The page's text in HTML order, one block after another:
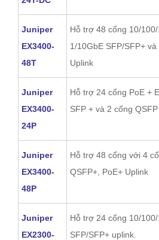
Juniper
EX3400-
48T
Hỗ trợ 48 cổng 10/
1/10GbE SFP/SFP+
Uplink
Juniper
EX3400-
24P
Hỗ trợ 24 cổng PoE +
SFP + và 2 cổng
Juniper
EX3400-
48P
Hỗ trợ 48 cổng với 4
QSFP+, PoE+ Uplink
Juniper
EX2300-
Hỗ trợ 24 cổng 10/
SFP/SFP+ uplink.